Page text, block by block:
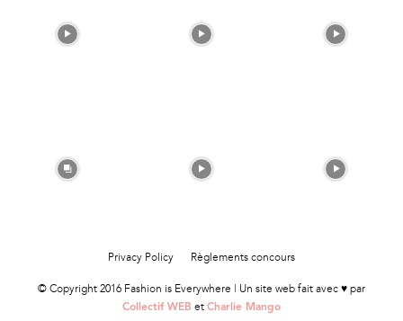
Privacy Policy Règlements concours
© Copyright 2016 Fashion is Everywhere | Un site web fait avec ♥ par
Collectif WEB et Charlie Mango